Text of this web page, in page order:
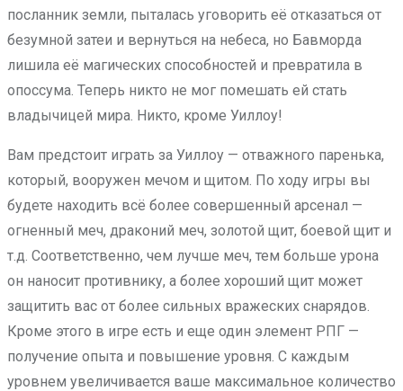
посланник земли, пыталась уговорить её отказаться от
безумной затеи и вернуться на небеса, но Бавморда
лишила её магических способностей и превратила в
опоссума. Теперь никто не мог помешать ей стать
владычицей мира. Никто, кроме Уиллоу!
Вам предстоит играть за Уиллоу — отважного паренька,
который, вооружен мечом и щитом. По ходу игры вы
будете находить всё более совершенный арсенал —
огненный меч, драконий меч, золотой щит, боевой щит и
т.д. Соответственно, чем лучше меч, тем больше урона
он наносит противнику, а более хороший щит может
защитить вас от более сильных вражеских снарядов.
Кроме этого в игре есть и еще один элемент РПГ —
получение опыта и повышение уровня. С каждым
уровнем увеличивается ваше максимальное количество